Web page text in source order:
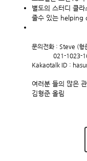
별도의 스터디 클
줄수 있는 helping
문의전화 : Steve (형
021-1023-
Kakaotalk ID :
여러분 들의 많은
김형준 올림